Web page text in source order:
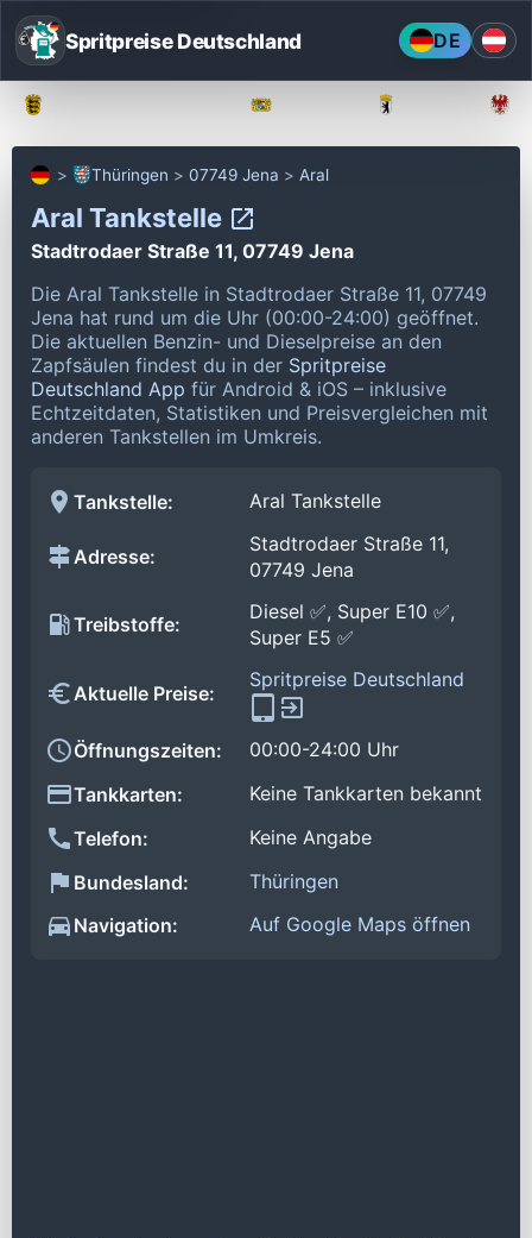
Spritpreise Deutschland DE
Thüringen 07749 Jena Aral
Aral Tankstelle
Stadtrodaer Straße 11, 07749 Jena
Die Aral Tankstelle in Stadtrodaer Straße 11, 07749
Jena hat rund um die Uhr (00:00-24:00) geöffnet.
Die aktuellen Benzin- und Dieselpreise an den
Zapfsäulen findest du in der Spritpreise
Deutschland App für Android & iOS – inklusive
Echtzeitdaten, Statistiken und Preisvergleichen mit
anderen Tankstellen im Umkreis.
Tankstelle: Aral Tankstelle
Adresse:
Stadtrodaer Straße 11,
07749 Jena
Treibstoffe:
Diesel ✅, Super E10 ✅,
Super E5 ✅
Aktuelle Preise:
Spritpreise Deutschland
Öffnungszeiten:
00:00-24:00 Uhr
Tankkarten:
Keine Tankkarten bekannt
Telefon:
Keine Angabe
Bundesland:
Thüringen
Navigation:
Auf Google Maps öffnen